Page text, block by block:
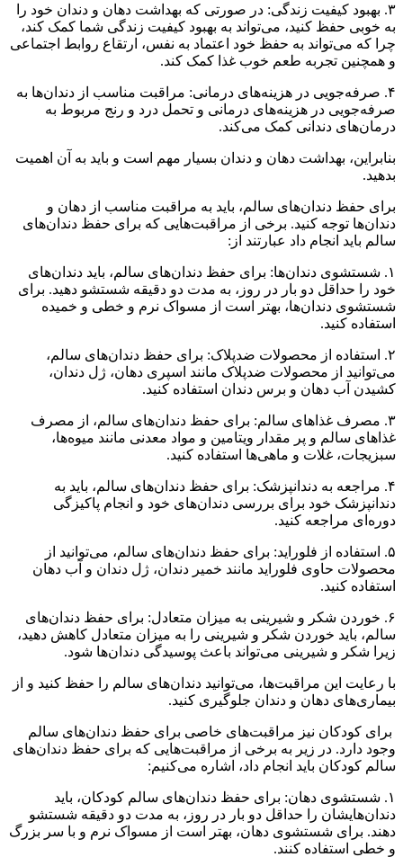
۳. بهبود کیفیت زندگی: در صورتی که بهداشت دهان و دندان خود را
به خوبی حفظ کنید، می‌تواند به بهبود کیفیت زندگی شما کمک کند،
چرا که می‌تواند به حفظ خود اعتماد به نفس، ارتقاع روابط اجتماعی
و همچنین تجربه طعم خوب غذا کمک کند.
۴. صرفه‌جویی در هزینه‌های درمانی: مراقبت مناسب از دندان‌ها به
صرفه‌جویی در هزینه‌های درمانی و تحمل درد و رنج مربوط به
درمان‌های دندانی کمک می‌کند.
بنابراین، بهداشت دهان و دندان بسیار مهم است و باید به آن اهمیت
بدهید.
برای حفظ دندان‌های سالم، باید به مراقبت مناسب از دهان و
دندان‌ها توجه کنید. برخی از مراقبت‌هایی که برای حفظ دندان‌های
سالم باید انجام داد عبارتند از:
۱. شستشوی دندان‌ها: برای حفظ دندان‌های سالم، باید دندان‌های
خود را حداقل دو بار در روز، به مدت دو دقیقه شستشو دهید. برای
شستشوی دندان‌ها، بهتر است از مسواک نرم و خطی و خمیده
استفاده کنید.
۲. استفاده از محصولات ضدپلاک: برای حفظ دندان‌های سالم،
می‌توانید از محصولات ضدپلاک مانند اسپری دهان، ژل دندان،
کشیدن آب دهان و برس دندان استفاده کنید.
۳. مصرف غذاهای سالم: برای حفظ دندان‌های سالم، از مصرف
غذاهای سالم و پر مقدار ویتامین و مواد معدنی مانند میوه‌ها،
سبزیجات، غلات و ماهی‌ها استفاده کنید.
۴. مراجعه به دندانپزشک: برای حفظ دندان‌های سالم، باید به
دندانپزشک خود برای بررسی دندان‌های خود و انجام پاکیزگی
دوره‌ای مراجعه کنید.
۵. استفاده از فلوراید: برای حفظ دندان‌های سالم، می‌توانید از
محصولات حاوی فلوراید مانند خمیر دندان، ژل دندان و آب دهان
استفاده کنید.
۶. خوردن شکر و شیرینی به میزان متعادل: برای حفظ دندان‌های
سالم، باید خوردن شکر و شیرینی را به میزان متعادل کاهش دهید،
زیرا شکر و شیرینی می‌تواند باعث پوسیدگی دندان‌ها شود.
با رعایت این مراقبت‌ها، می‌توانید دندان‌های سالم را حفظ کنید و از
بیماری‌های دهان و دندان جلوگیری کنید.
برای کودکان نیز مراقبت‌های خاصی برای حفظ دندان‌های سالم
وجود دارد. در زیر به برخی از مراقبت‌هایی که برای حفظ دندان‌های
سالم کودکان باید انجام داد، اشاره می‌کنیم:
۱. شستشوی دهان: برای حفظ دندان‌های سالم کودکان، باید
دندان‌هایشان را حداقل دو بار در روز، به مدت دو دقیقه شستشو
دهند. برای شستشوی دهان، بهتر است از مسواک نرم و با سر بزرگ
و خطی استفاده کنند.